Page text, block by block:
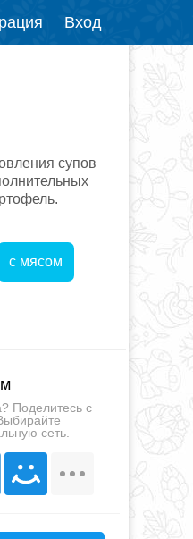
Вход
супов
с мясом
Поделитесь с
сеть.